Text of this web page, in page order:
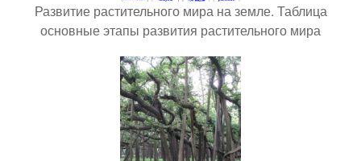
Развитие растительного мира на земле. Таблица
основные этапы развития растительного мира